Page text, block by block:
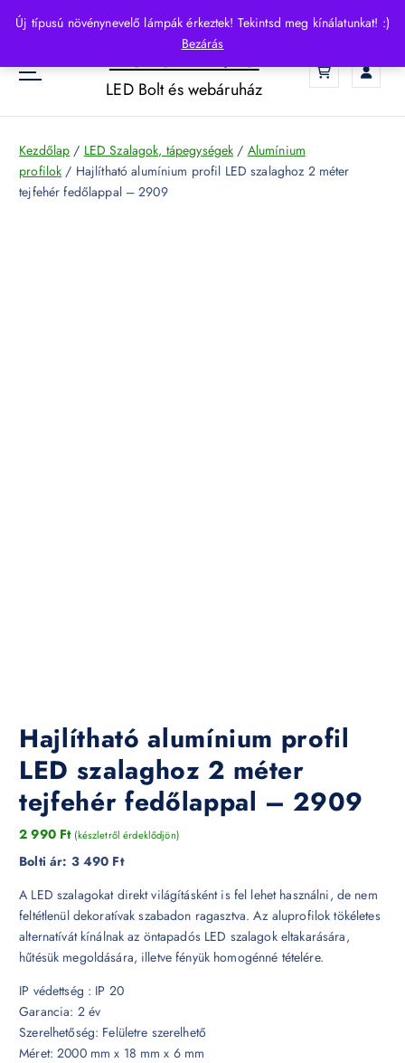
Új típusú növénynevelő lámpák érkeztek! Tekintsd meg kínálatunkat! :)
Bezárás
p
o
HelloLED.hu
LED Bolt és webáruház
Kezdőlap / LED Szalagok, tápegységek / Alumínium
profilok / Hajlítható alumínium profil LED szalaghoz 2 méter
tejfehér fedőlappal – 2909
Hajlítható alumínium profil
LED szalaghoz 2 méter
tejfehér fedőlappal – 2909
2 990 Ft (készletről érdeklődjön)
Bolti ár: 3 490 Ft
A LED szalagokat direkt világításként is fel lehet használni, de nem
feltétlenül dekoratívak szabadon ragasztva. Az aluprofilok tökéletes
alternatívát kínálnak az öntapadós LED szalagok eltakarására,
hűtésük megoldására, illetve fényük homogénné tételére.
IP védettség : IP 20
Garancia: 2 év
Szerelhetőség: Felületre szerelhető
Méret: 2000 mm x 18 mm x 6 mm